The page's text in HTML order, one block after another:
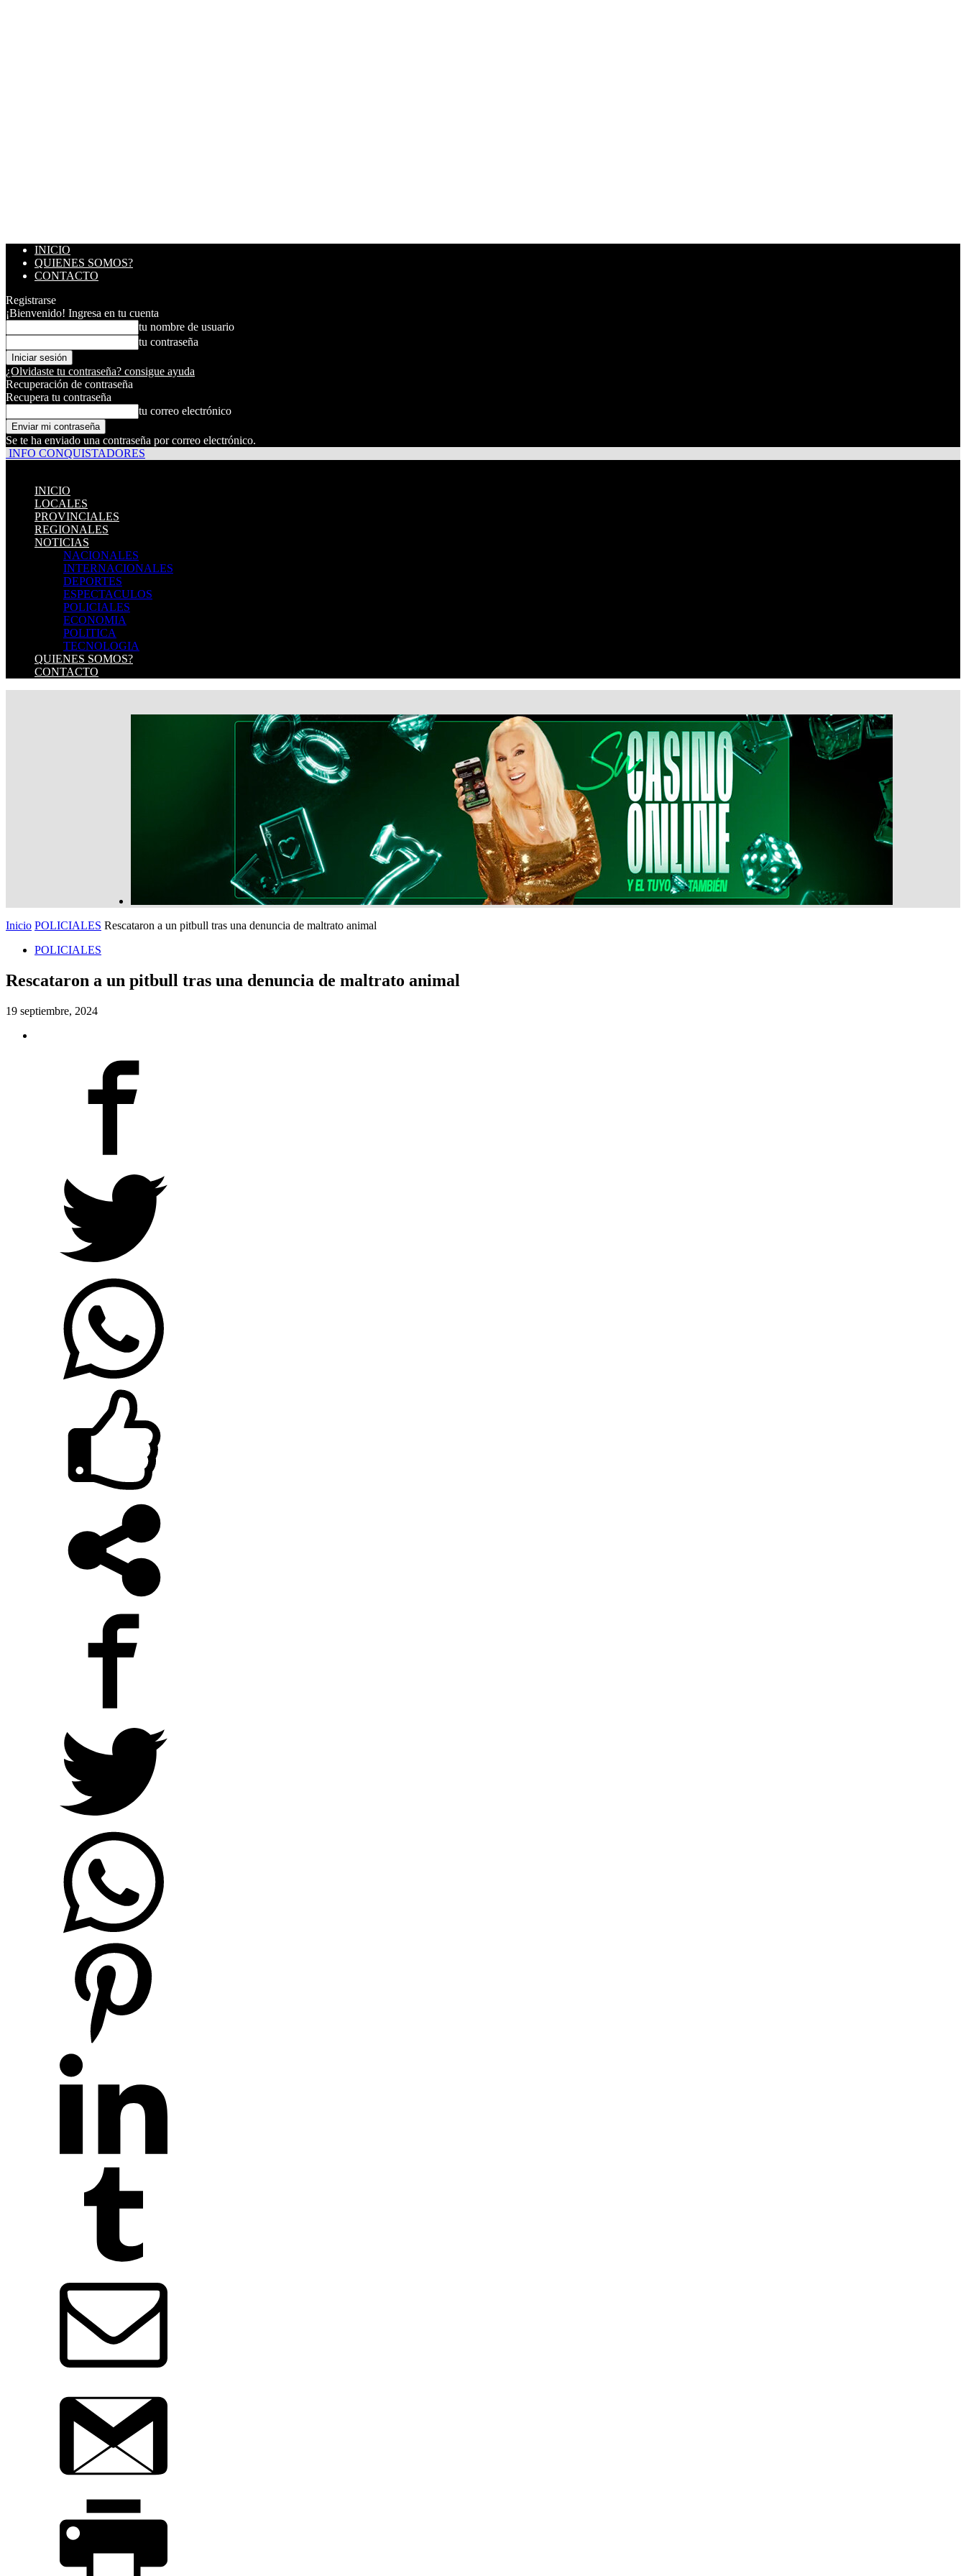
INICIO
QUIENES SOMOS?
CONTACTO
Registrarse
¡Bienvenido! Ingresa en tu cuenta
tu nombre de usuario
tu contraseña
¿Olvidaste tu contraseña? consigue ayuda
Recuperación de contraseña
Recupera tu contraseña
tu correo electrónico
Se te ha enviado una contraseña por correo electrónico.
INFO CONQUISTADORES
INICIO
LOCALES
PROVINCIALES
REGIONALES
NOTICIAS
NACIONALES
INTERNACIONALES
DEPORTES
ESPECTACULOS
POLICIALES
ECONOMIA
POLITICA
TECNOLOGIA
QUIENES SOMOS?
CONTACTO
Inicio POLICIALES Rescataron a un pitbull tras una denuncia de maltrato animal
POLICIALES
Rescataron a un pitbull tras una denuncia de maltrato animal
19 septiembre, 2024